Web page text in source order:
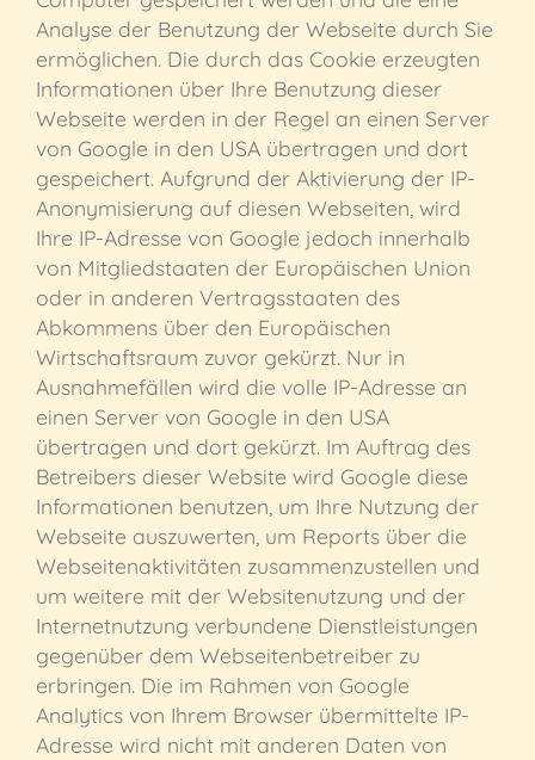
Analyse der Benutzung der Webseite durch Sie
ermöglichen. Die durch das Cookie erzeugten
Informationen über Ihre Benutzung dieser
Webseite werden in der Regel an einen Server
von Google in den USA übertragen und dort
gespeichert. Aufgrund der Aktivierung der IP-
Anonymisierung auf diesen Webseiten, wird
Ihre IP-Adresse von Google jedoch innerhalb
von Mitgliedstaaten der Europäischen Union
oder in anderen Vertragsstaaten des
Abkommens über den Europäischen
Wirtschaftsraum zuvor gekürzt. Nur in
Ausnahmefällen wird die volle IP-Adresse an
einen Server von Google in den USA
übertragen und dort gekürzt. Im Auftrag des
Betreibers dieser Website wird Google diese
Informationen benutzen, um Ihre Nutzung der
Webseite auszuwerten, um Reports über die
Webseitenaktivitäten zusammenzustellen und
um weitere mit der Websitenutzung und der
Internetnutzung verbundene Dienstleistungen
gegenüber dem Webseitenbetreiber zu
erbringen. Die im Rahmen von Google
Analytics von Ihrem Browser übermittelte IP-
Adresse wird nicht mit anderen Daten von